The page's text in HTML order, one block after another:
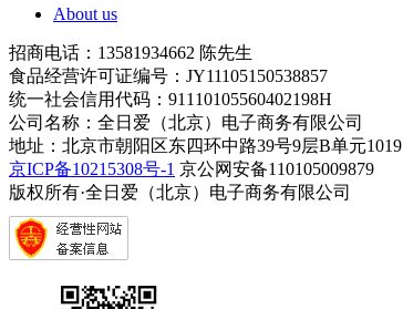
About us
招商电话：13581934662 陈先生
食品经营许可证编号：JY11105150538857
统一社会信用代码：91110105560402198H
公司名称：全日爱（北京）电子商务有限公司
地址：北京市朝阳区东四环中路39号9层B单元1019
京ICP备10215308号-1 京公网安备110105009879
版权所有·全日爱（北京）电子商务有限公司